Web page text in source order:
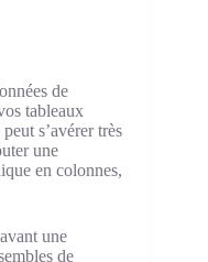
de
tableaux
s’avérer très
une
en colonnes,
une
de